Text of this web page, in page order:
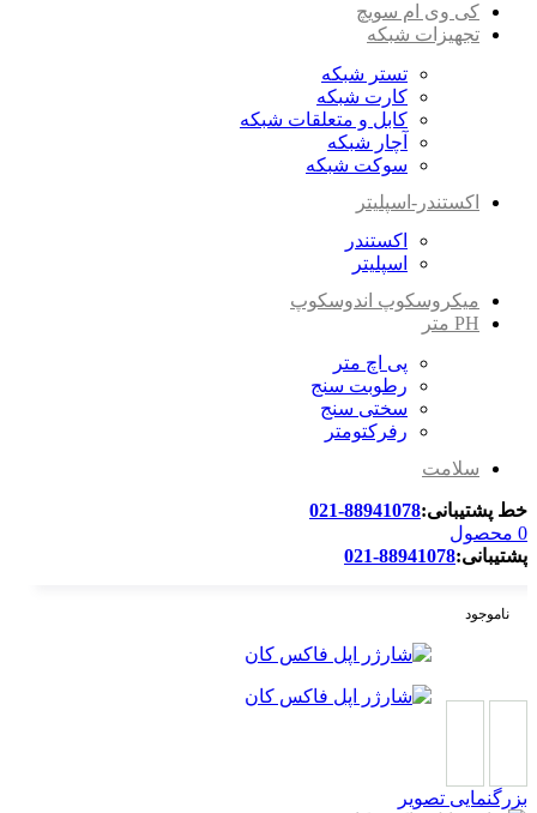
کی وی ام سویچ
تجهیزات شبکه
تستر شبکه
کارت شبکه
کابل و متعلقات شبکه
آچار شبکه
سوکت شبکه
اکستندر-اسپلیتر
اکستندر
اسپلیتر
میکروسکوپ اندوسکوپ
PH متر
پی اچ متر
رطوبت سنج
سختی سنج
رفرکتومتر
سلامت
خط پشتیبانی:88941078-021
0 محصول
پشتیبانی:88941078-021
ناموجود
بزرگنمایی تصویر